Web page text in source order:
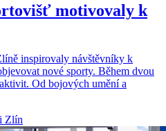
motivovaly k
inspirovaly návštěvníky k
nové sporty. Během dvou
Od bojových umění a
Zlín